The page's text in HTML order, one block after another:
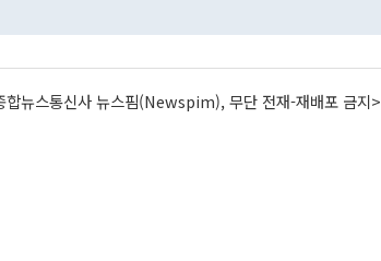
합뉴스통신사 뉴스핌(Newspim), 무단 전재-재배포 금지>